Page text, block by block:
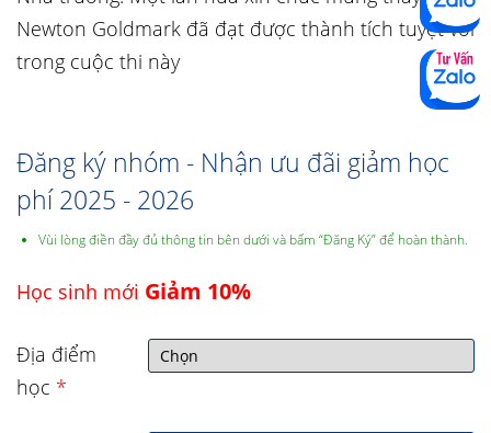
Newton Goldmark đã đạt được thành tích tuyệt vời
trong cuộc thi này
Đăng ký nhóm - Nhận ưu đãi giảm học
phí 2025 - 2026
Vùi lòng điền đầy đủ thông tin bên dưới và bấm “Đăng Ký” để hoàn thành.
Học sinh mới Giảm 10%
Địa điểm
học *